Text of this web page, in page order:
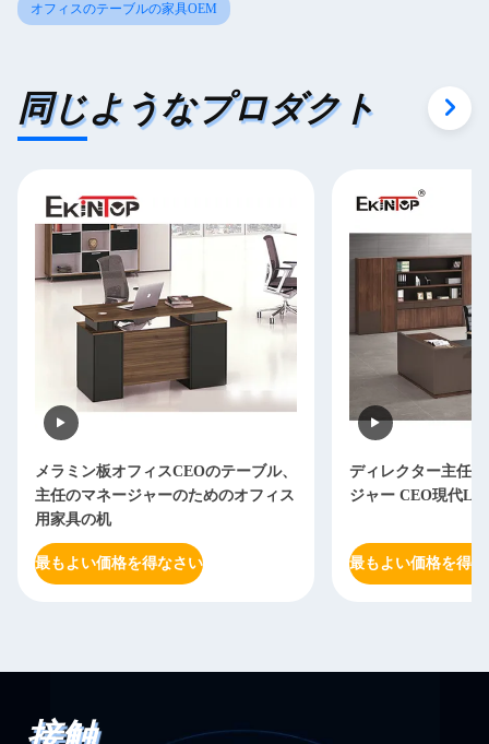
オフィスのテーブルの家具OEM
同じようなプロダクト
メラミン板オフィスCEOのテーブル、
主任のマネージャーのためのオフィス
用家具の机
最もよい価格を得なさい
ディレクター主任
ジャー CEO現代L
最もよい価格を得